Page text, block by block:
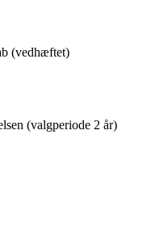
(vedhæftet)
(valgperiode 2 år)